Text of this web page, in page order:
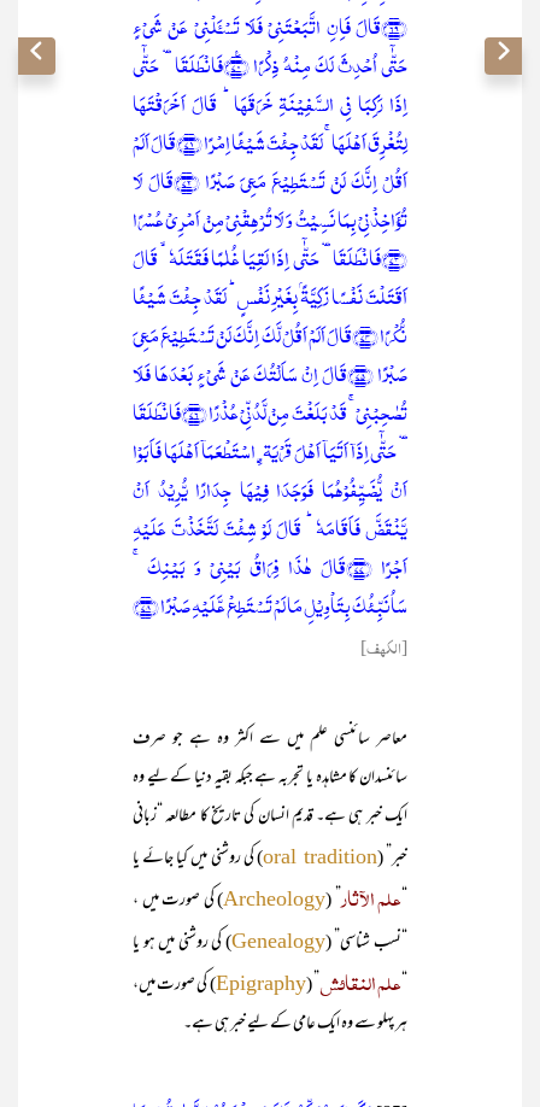
﴿۶۹﴾قَالَ فَاِنِ اتَّبَعۡتَنِیۡ فَلَا تَسۡـَٔلۡنِیۡ عَنۡ شَیۡءٍ
حَتّٰۤی اُحۡدِثَ لَکَ مِنۡہُ ذِکۡرًا ﴿٪۷۰﴾فَانۡطَلَقَا ٝ حَتّٰۤی
اِذَا رَکِبَا فِی السَّفِیۡنَۃِ خَرَقَہَا ؕ قَالَ اَخَرَقۡتَہَا
لِتُغۡرِقَ اَہۡلَہَا ۚ لَقَدۡ جِئۡتَ شَیۡئًا اِمۡرًا ﴿۷۱﴾قَالَ اَلَمۡ
اَقُلۡ اِنَّکَ لَنۡ تَسۡتَطِیۡعَ مَعِیَ صَبۡرًا ﴿۷۲﴾قَالَ لَا
تُؤَاخِذۡنِیۡ بِمَا نَسِیۡتُ وَ لَا تُرۡہِقۡنِیۡ مِنۡ اَمۡرِیۡ عُسۡرًا
﴿۷۳﴾فَانۡطَلَقَا ٝ حَتّٰۤی اِذَا لَقِیَا غُلٰمًا فَقَتَلَہٗ ۙ قَالَ
اَقَتَلۡتَ نَفۡسًا زَکِیَّۃًۢ بِغَیۡرِ نَفۡسٍ ؕ لَقَدۡ جِئۡتَ شَیۡئًا
نُّکۡرًا ﴿۷۴﴾قَالَ اَلَمۡ اَقُلۡ لَّکَ اِنَّکَ لَنۡ تَسۡتَطِیۡعَ مَعِیَ
صَبۡرًا ﴿۷۵﴾قَالَ اِنۡ سَاَلۡتُکَ عَنۡ شَیۡءٍۭ بَعۡدَہَا فَلَا
تُصٰحِبۡنِیۡ ۚ قَدۡ بَلَغۡتَ مِنۡ لَّدُنِّیۡ عُذۡرًا ﴿۷۶﴾فَانۡطَلَقَا
ٝ حَتّٰۤی اِذَاۤ اَتَیَاۤ اَہۡلَ قَرۡیَۃِۣ اسۡتَطۡعَمَاۤ اَہۡلَہَا فَاَبَوۡا
اَنۡ یُّضَیِّفُوۡہُمَا فَوَجَدَا فِیۡہَا جِدَارًا یُّرِیۡدُ اَنۡ
یَّنۡقَضَّ فَاَقَامَہٗ ؕ قَالَ لَوۡ شِئۡتَ لَتَّخَذۡتَ عَلَیۡہِ
اَجۡرًا ﴿۷۷﴾قَالَ ہٰذَا فِرَاقُ بَیۡنِیۡ وَ بَیۡنِکَ ۚ
سَاُنَبِّئُکَ بِتَاۡوِیۡلِ مَا لَمۡ تَسۡتَطِعۡ عَّلَیۡہِ صَبۡرًا ﴿۷۸﴾
[الكهف]
معاصر سائنسی علم میں سے اکثر وہ ہے جو صرف
سائنسدان کا مشاہدہ یا تجربہ ہے جبکہ بقیہ دنیا کے لیے وہ
ایک خبر ہی ہے۔ قدیم انسان کی تاریخ کا مطالعہ “زبانی
خبر” (oral tradition) کی روشنی میں کیا جائے یا
علم الآثار” (
Archeology) کی صورت میں ،
“نسب شناسی” (Genealogy) کی روشنی میں ہو یا
علم النقائش ” (
Epigraphy) کی صورت میں،
ہر پہلو سے وہ ایک عامی کے لیے خبر ہی ہے۔